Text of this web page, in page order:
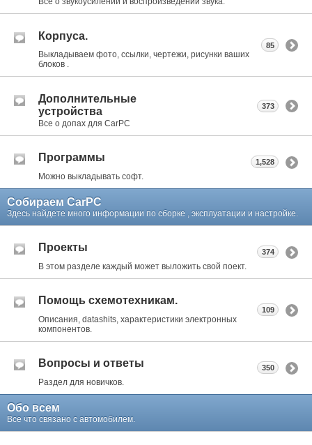
Корпуса.
Выкладываем фото, ссылки, чертежи, рисунки ваших
блоков .
85
Дополнительные
устройства
Все о допах для CarPC
373
Программы
Можно выкладывать софт.
1,528
Собираем CarPC
Здесь найдете много информации по сборке , эксплуатации и настройке.
Проекты
В этом разделе каждый может выложить свой поект.
374
Помощь схемотехникам.
Описания, datashits, характеристики электронных
компонентов.
109
Вопросы и ответы
Раздел для новичков.
350
Обо всем
Все что связано с автомобилем.